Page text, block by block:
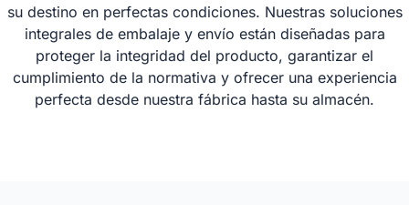
su destino en perfectas condiciones. Nuestras soluciones
integrales de embalaje y envío están diseñadas para
proteger la integridad del producto, garantizar el
cumplimiento de la normativa y ofrecer una experiencia
perfecta desde nuestra fábrica hasta su almacén.